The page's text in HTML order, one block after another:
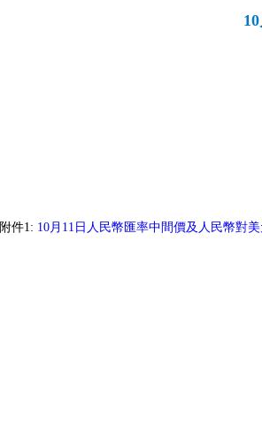
附件1: 10月11日人民幣匯率中間價及人民幣對